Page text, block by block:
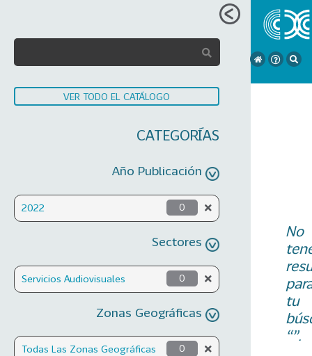
VER TODO EL CATÁLOGO
CATEGORÍAS
Año Publicación
2022 0
Sectores
Servicios Audiovisuales 0
Zonas Geográficas
Todas Las Zonas Geográficas 0
No
tu
“”.